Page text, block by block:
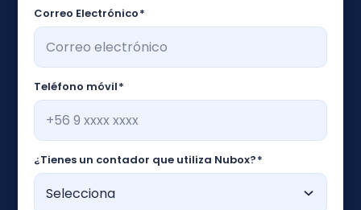
Correo Electrónico*
Teléfono móvil*
¿Tienes un contador que utiliza Nubox?*